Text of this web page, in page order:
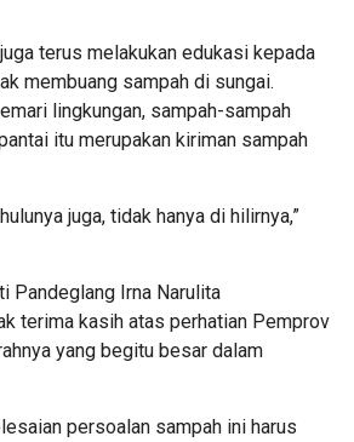
terus melakukan edukasi kepada
membuang sampah di sungai.
lingkungan, sampah-sampah
itu merupakan kiriman sampah
juga, tidak hanya di hilirnya,”
Pandeglang Irna Narulita
terima kasih atas perhatian Pemprov
yang begitu besar dalam
persoalan sampah ini harus